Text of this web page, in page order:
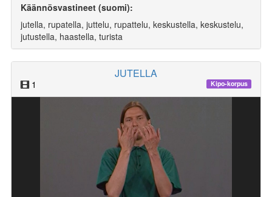
Käännösvastineet (suomi):
jutella, rupatella, juttelu, rupattelu, keskustella, keskustelu,
jutustella, haastella, turista
JUTELLA
1 Kipo-korpus